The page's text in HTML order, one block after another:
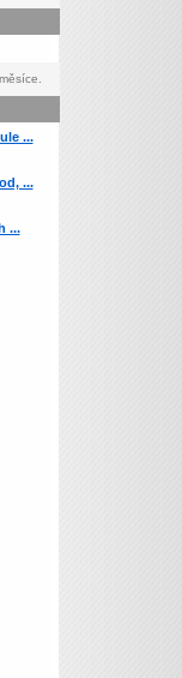
...
...
...